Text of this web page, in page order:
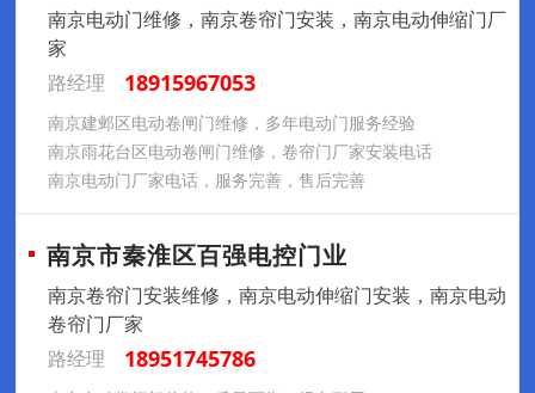
南京电动门维修，南京卷帘门安装，南京电动伸缩门厂
家
路经理
18915967053
南京建邺区电动卷闸门维修，多年电动门服务经验
南京雨花台区电动卷闸门维修，卷帘门厂家安装电话
南京电动门厂家电话，服务完善，售后完善
南京市秦淮区百强电控门业
南京卷帘门安装维修，南京电动伸缩门安装，南京电动
卷帘门厂家
路经理
18951745786